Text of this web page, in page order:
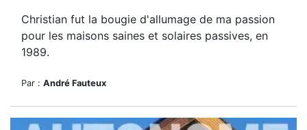
Christian fut la bougie d'allumage de ma passion
pour les maisons saines et solaires passives, en
1989.
Par : André Fauteux